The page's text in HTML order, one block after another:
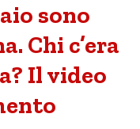
sono
Chi c’era
Il video